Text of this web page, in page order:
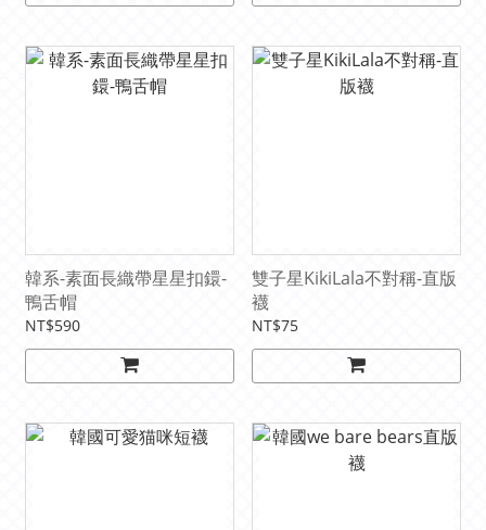
韓系-素面長織帶星星扣鐶-
鴨舌帽
NT$590
雙子星KikiLala不對稱-直版
襪
NT$75